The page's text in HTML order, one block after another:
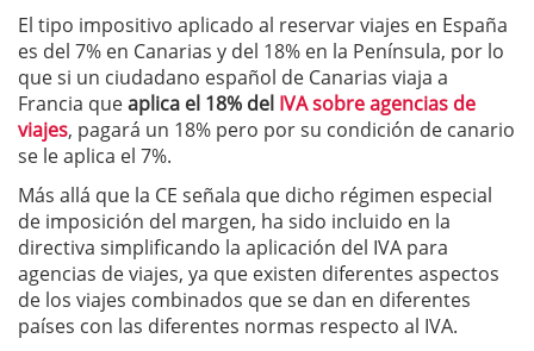
El tipo impositivo aplicado al reservar viajes en España
es del 7% en Canarias y del 18% en la Península, por lo
que si un ciudadano español de Canarias viaja a
Francia queaplica el 18% del IVA sobre agencias de
viajes, pagará un 18% pero por su condición de canario
se le aplica el 7%.
Más allá que la CE señala que dicho régimen especial
de imposición del margen, ha sido incluido en la
directiva simplificando la aplicación del IVA para
agencias de viajes, ya que existen diferentes aspectos
de los viajes combinados que se dan en diferentes
países con las diferentes normas respecto al IVA.